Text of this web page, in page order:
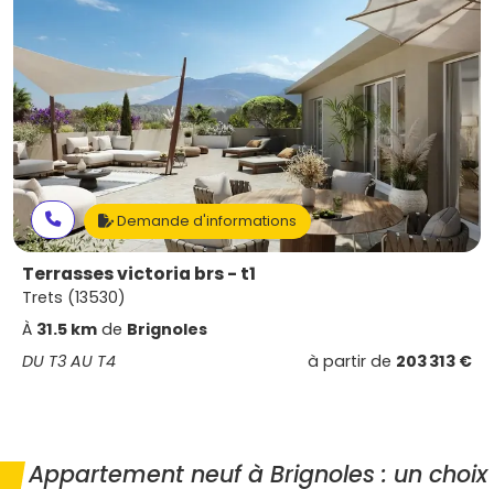
Demande d'informations
Terrasses victoria brs - t1
Trets (13530)
À 31.5 km de Brignoles
DU T3 AU T4
à partir de 203 313 €
Appartement neuf à Brignoles : un choix